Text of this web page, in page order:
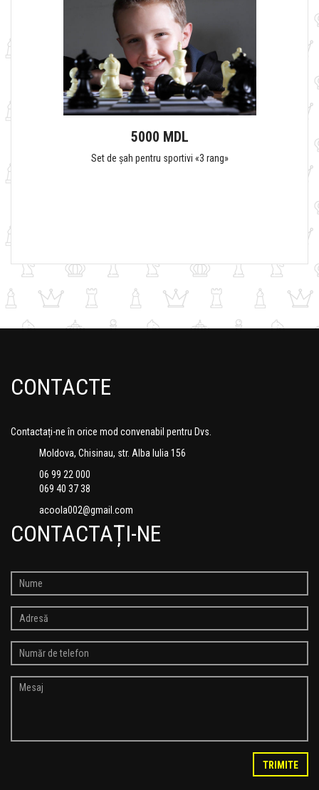
5000 MDL
Set de șah pentru sportivi «3 rang»
CONTACTE
Contactați-ne în orice mod convenabil pentru Dvs.
Moldova, Chisinau, str. Alba Iulia 156
06 99 22 000
069 40 37 38
acoola002@gmail.com
CONTACTAȚI-NE
TRIMITE